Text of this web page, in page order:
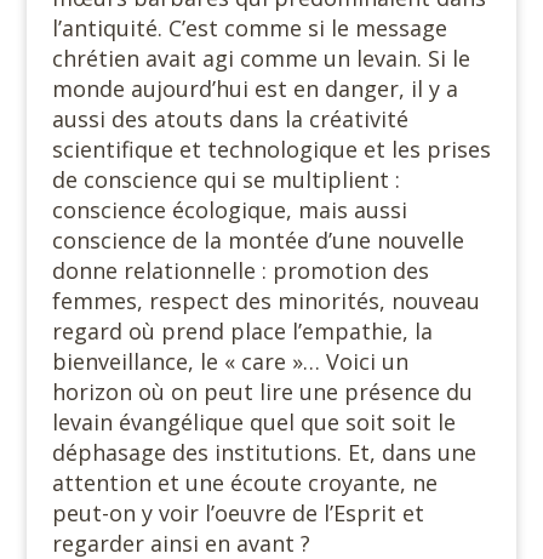
l’antiquité. C’est comme si le message
chrétien avait agi comme un levain. Si le
monde aujourd’hui est en danger, il y a
aussi des atouts dans la créativité
scientifique et technologique et les prises
de conscience qui se multiplient :
conscience écologique, mais aussi
conscience de la montée d’une nouvelle
donne relationnelle : promotion des
femmes, respect des minorités, nouveau
regard où prend place l’empathie, la
bienveillance, le « care »… Voici un
horizon où on peut lire une présence du
levain évangélique quel que soit soit le
déphasage des institutions. Et, dans une
attention et une écoute croyante, ne
peut-on y voir l’oeuvre de l’Esprit et
regarder ainsi en avant ?